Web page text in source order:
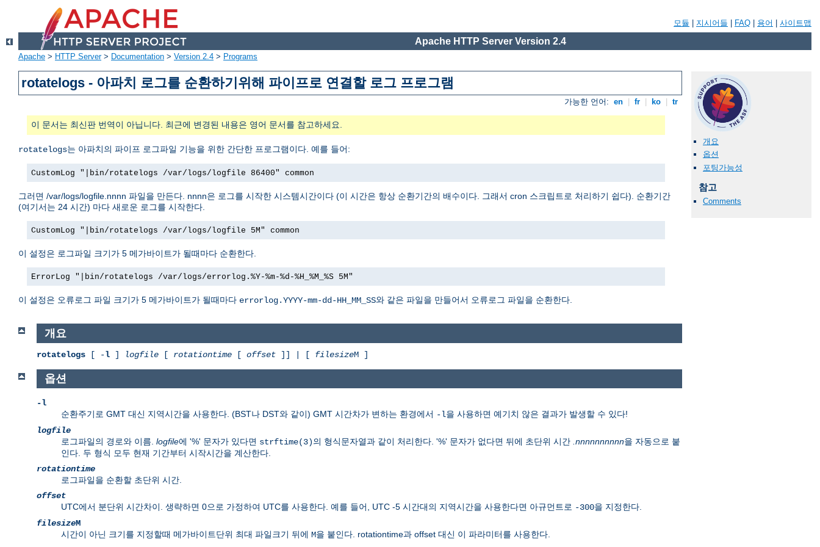
모듈 지시어들 FAQ 용어 사이트맵
Apache HTTP Server Version 2.4
Apache > HTTP Server> Documentation > Version 2.4 > Programs
rotatelogs - 아파치 로그를 순환하기위해 파이프로 연결할 로그 프로그램
가능한 언어: en fr ko tr
이 문서는 최신판 번역이 아닙니다. 최근에 변경된 내용은 영어 문서를 참고하세요.
rotatelogs는 아파치의 파이프 로그파일 기능을 위한 간단한 프로그램이다. 예를 들어:
CustomLog "|bin/rotatelogs /var/logs/logfile 86400" common
그러면 /var/logs/logfile.nnnn 파일을 만든다. nnnn은 로그를 시작한 시스템시간이다 (이 시간은 항상 순환기간의 배수이다. 그래서 cron 스크립트로 처리하기 쉽다). 순환기간
(여기서는 24 시간) 마다 새로운 로그를 시작한다.
CustomLog "|bin/rotatelogs /var/logs/logfile 5M" common
이 설정은 로그파일 크기가 5 메가바이트가 될때마다 순환한다.
ErrorLog "|bin/rotatelogs /var/logs/errorlog.%Y-%m-%d-%H_%M_%S 5M"
이 설정은 오류로그 파일 크기가 5 메가바이트가 될때마다 errorlog.YYYY-mm-dd-HH_MM_SS와 같은 파일을 만들어서 오류로그 파일을 순환한다.
개요
옵션
포팅가능성
참고
Comments
개요
rotatelogs [ -l ] logfile [ rotationtime [ offset ]] | [ filesizeM ]
옵션
-l
순환주기로 GMT 대신 지역시간을 사용한다. (BST나 DST와 같이) GMT 시간차가 변하는 환경에서 -l을 사용하면 예기치 않은 결과가 발생할 수 있다!
logfile
로그파일의 경로와 이름. logfile에 '%' 문자가 있다면 strftime(3)의 형식문자열과 같이 처리한다. '%' 문자가 없다면 뒤에 초단위 시간 .nnnnnnnnnn을 자동으로 붙
인다. 두 형식 모두 현재 기간부터 시작시간을 계산한다.
rotationtime
로그파일을 순환할 초단위 시간.
offset
UTC에서 분단위 시간차이. 생략하면 0으로 가정하여 UTC를 사용한다. 예를 들어, UTC -5 시간대의 지역시간을 사용한다면 아규먼트로 -300을 지정한다.
filesizeM
시간이 아닌 크기를 지정할때 메가바이트단위 최대 파일크기 뒤에 M을 붙인다. rotationtime과 offset 대신 이 파라미터를 사용한다.